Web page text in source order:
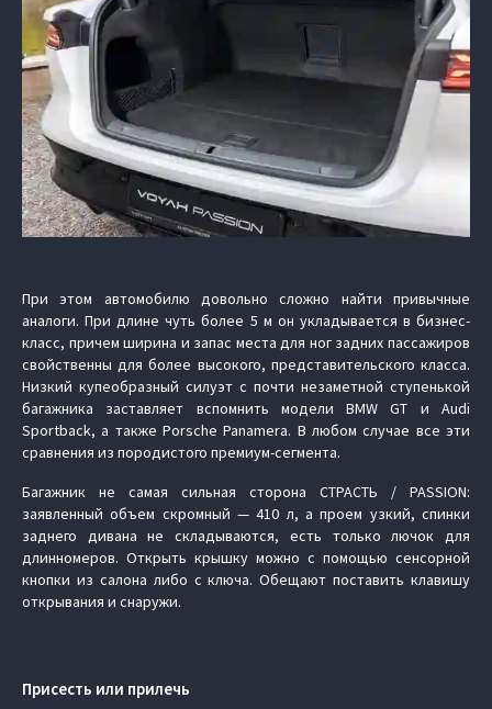
При этом автомобилю довольно сложно найти привычные
аналоги. При длине чуть более 5 м он укладывается в бизнес-
класс, причем ширина и запас места для ног задних пассажиров
свойственны для более высокого, представительского класса.
Низкий купеобразный силуэт с почти незаметной ступенькой
багажника заставляет вспомнить модели BMW GT и Audi
Sportback, а также Porsche Panamera. В любом случае все эти
сравнения из породистого премиум-сегмента.
Багажник не самая сильная сторона СТРАСТЬ / PASSION:
заявленный объем скромный — 410 л, а проем узкий, спинки
заднего дивана не складываются, есть только лючок для
длинномеров. Открыть крышку можно с помощью сенсорной
кнопки из салона либо с ключа. Обещают поставить клавишу
открывания и снаружи.
Присесть или прилечь